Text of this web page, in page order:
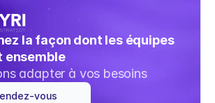
la façon dont les équipes
ensemble
adapter à vos besoins
vous